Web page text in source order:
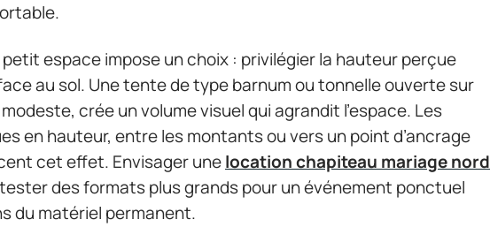
espace impose un choix : privilégier la hauteur perçue
au sol. Une tente de type barnum ou tonnelle ouverte sur
crée un volume visuel qui agrandit l’espace. Les
en hauteur, entre les montants ou vers un point d’ancrage
cet effet. Envisager unelocation chapiteau mariage nord
des formats plus grands pour un événement ponctuel
du matériel permanent.